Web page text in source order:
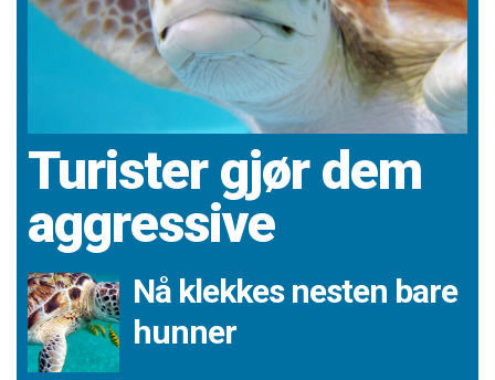
Turister gjør dem
aggressive
Nå klekkes nesten bare
hunner